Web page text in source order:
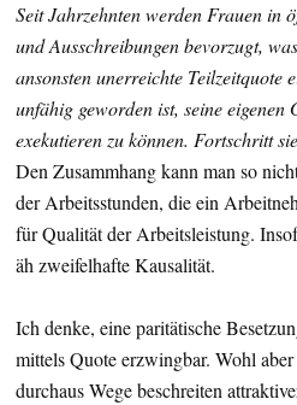
Seit Jahrzehnten werden Frauen in
und Ausschreibungen bevorzugt,
ansonsten unerreichte Teilzeitquote
unfähig geworden ist, seine eigenen
exekutieren zu können. Fortschritt
Den Zusammhang kann man so
der Arbeitsstunden, die ein
für Qualität der Arbeitsleistung.
äh zweifelhafte Kausalität.
Ich denke, eine paritätische
mittels Quote erzwingbar. Wohl
durchaus Wege beschreiten